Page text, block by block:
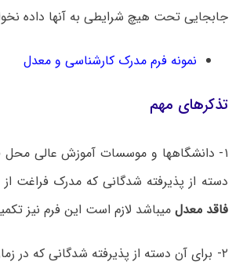
جابجایی تحت هیچ شرایطی به آنها داده
نمونه فرم مدرک کارشناسی و معدل
تذکرهای مهم
۱- دانشگاهها و موسسات آموزش عالی محل
دسته از پذیرفته شدگانی که مدرک فراغت
فاقد معدل میباشد لازم است این فرم نیز
۲- برای آن دسته از پذیرفته شدگانی که در